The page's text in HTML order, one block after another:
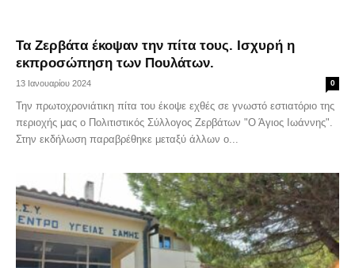
Τα Ζερβάτα έκοψαν την πίτα τους. Ισχυρή η
εκπροσώπηση των Πουλάτων.
13 Ιανουαρίου 2024 0
Την πρωτοχρονιάτικη πίτα του έκοψε εχθές σε γνωστό εστιατόριο της
περιοχής μας ο Πολιτιστικός Σύλλογος Ζερβάτων "Ο Άγιος Ιωάννης".
Στην εκδήλωση παραβρέθηκε μεταξύ άλλων ο...